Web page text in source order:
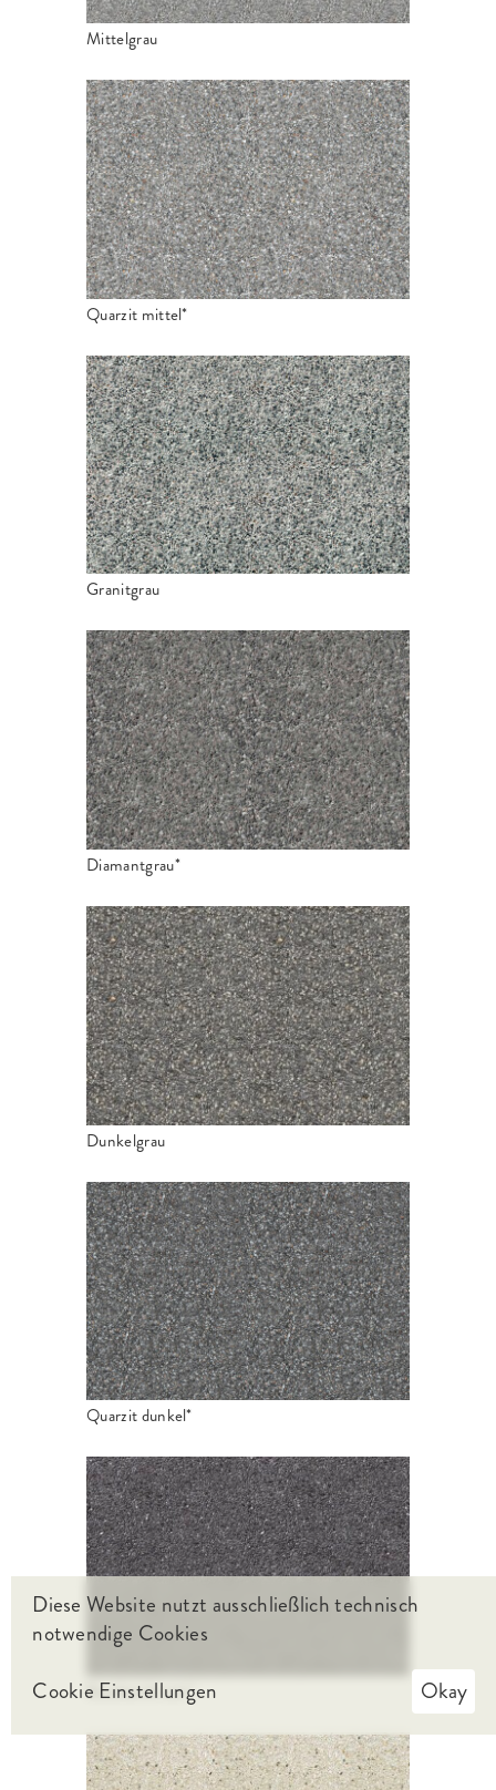
Mittelgrau
Quarzit mittel*
Granitgrau
Diamantgrau*
Dunkelgrau
Quarzit dunkel*
Basaltanthrazit*
Diese Website nutzt ausschließlich technisch
notwendige Cookies
Cookie Einstellungen
Okay